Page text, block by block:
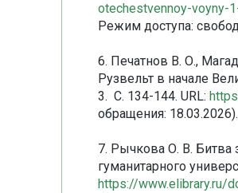
otechestvennoy-voyny-
Режим доступа:
6. Печатнов В. О.,
Рузвельт в начале
3. С. 134-144. URL:
обращения:
7. Рычкова О. В. Битва
гуманитарного
https://www.elibrary.ru/